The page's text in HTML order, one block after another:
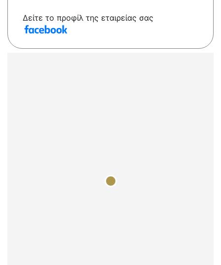
Δείτε το προφίλ της εταιρείας σας